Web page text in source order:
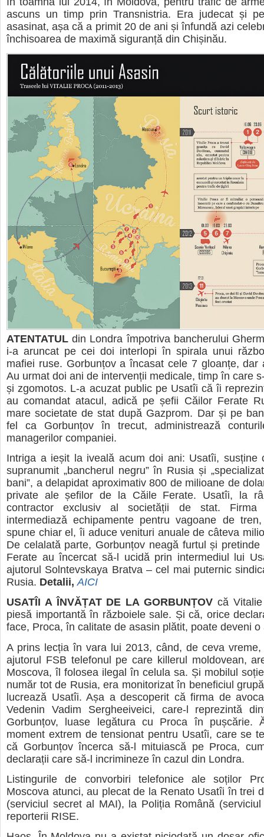
ascuns un timp prin Transnistria. Era judecat și
asasinat, așa că a primit 20 de ani și înfundă azi
închisoarea de maximă siguranță din Chișinău.
ATENTATUL din Londra împotriva bancherului
i-a aruncat pe cei doi interlopi în spirala unui
mafiei ruse. Gorbunțov a încasat cele 7 gloanțe, dar
Au urmat doi ani de intervenții medicale, timp în care
și zgomotos. L-a acuzat public pe Usatîi că îi
au comandat atacul, adică pe șefii Căilor Ferate
mare societate de stat după Gazprom. Dar și pe
fel ca Gorbunțov în trecut, administrează
managerilor companiei.
Intriga a ieșit la iveală acum doi ani: Usatîi, susține
supranumit „bancherul negru” în Rusia și
bani”, a delapidat aproximativ 800 de milioane de
private ale șefilor de la Căile Ferate. Usatîi, la
contractor exclusiv al societății de stat. Firma
intermediază echipamente pentru vagoane de
spune chiar el, îi aduce venituri anuale de câteva
De celalată parte, Gorbunțov neagă furtul și
Ferate au încercat să-l ucidă prin intermediul lui
ajutorul Solntevskaya Bratva – cel mai puternic
Rusia. Detalii,AICI
USATÎI A ÎNVĂȚAT DE LA GORBUNȚOV că
piesă importantă în războiele sale. Și că, orice
face, Proca, în calitate de asasin plătit, poate deveni o
A prins lecția în vara lui 2013, când, de ceva vreme,
ajutorul FSB telefonul pe care killerul moldovean,
Moscova, îl folosea ilegal în celula sa. Și mobilul
număr tot de Rusia, era monitorizat în beneficiul
lucrează Usatîi. Așa a descoperit că firma de
Vedenin Vadim Sergheeiveici, care-l reprezintă
Gorbunțov, luase legătura cu Proca în pușcărie.
moment extrem de tensionat pentru Usatîi, care se
că Gorbunțov încerca să-l mituiască pe Proca,
declarații care să-l incrimineze în cazul din Londra.
Listingurile de convorbiri telefonice ale soților
Moscova atunci, au plecat de la Renato Usatîi în trei
(serviciul secret al MAI), la Poliția Română
reporterii RISE.